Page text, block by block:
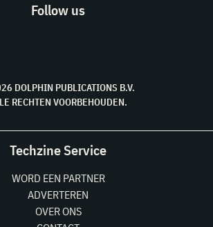
Follow us
DOLPHIN PUBLICATIONS B.V.
RECHTEN VOORBEHOUDEN.
Techzine Service
WORD EEN PARTNER
ADVERTEREN
OVER ONS